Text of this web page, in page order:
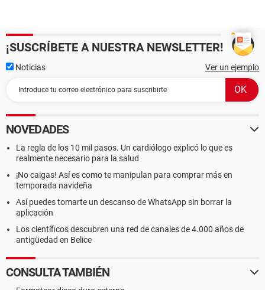
¡SUSCRÍBETE A NUESTRA NEWSLETTER!
Noticias Ver un ejemplo
NOVEDADES
La regla de los 10 mil pasos. Un cardiólogo explicó lo que es
realmente necesario para la salud
¡No caigas! Así es como te manipulan para comprar más en
temporada navideña
Así puedes tomarte un descanso de WhatsApp sin borrar la
aplicación
Los científicos descubren una red de canales de 4.000 años de
antigüedad en Belice
CONSULTA TAMBIÉN